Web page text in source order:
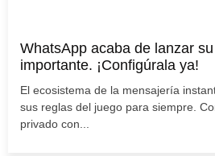
WhatsApp acaba de lanzar
importante. ¡Configúrala ya!
El ecosistema de la mensajería
sus reglas del juego para siempre.
privado con...